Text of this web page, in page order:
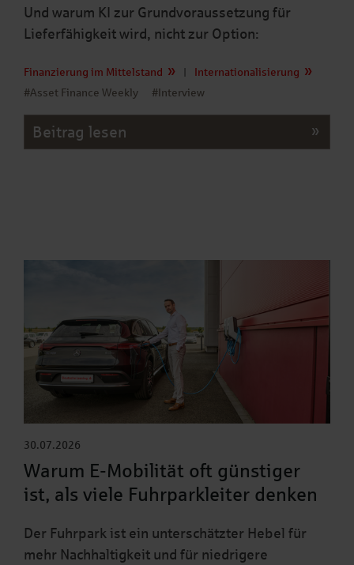
Und warum KI zur Grundvoraussetzung für
Lieferfähigkeit wird, nicht zur Option:
Finanzierung im Mittelstand |
Internationalisierung
#Asset Finance Weekly
#Interview
Beitrag lesen
30.07.2026
Warum E-Mobilität oft günstiger
ist, als viele Fuhrparkleiter denken
Der Fuhrpark ist ein unterschätzter Hebel für
mehr Nachhaltigkeit und für niedrigere